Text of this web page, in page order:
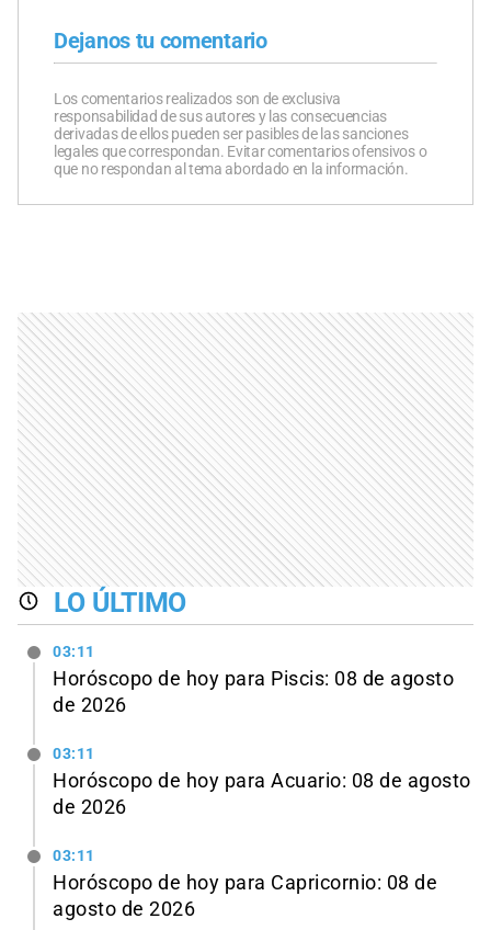
Dejanos tu comentario
Los comentarios realizados son de exclusiva
responsabilidad de sus autores y las consecuencias
derivadas de ellos pueden ser pasibles de las sanciones
legales que correspondan. Evitar comentarios ofensivos o
que no respondan al tema abordado en la información.
LO ÚLTIMO
03:11
Horóscopo de hoy para Piscis: 08 de agosto
de 2026
03:11
Horóscopo de hoy para Acuario: 08 de agosto
de 2026
03:11
Horóscopo de hoy para Capricornio: 08 de
agosto de 2026